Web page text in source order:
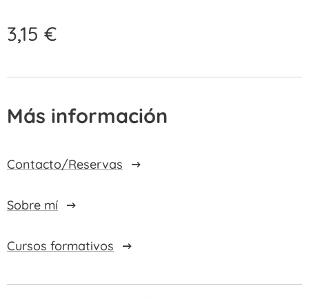
3,15 €
Más información
Contacto/Reservas
Sobre mí
Cursos formativos